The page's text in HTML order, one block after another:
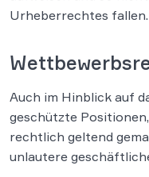
Urheberrechtes fallen.
Auch im Hinblick auf
geschützte
rechtlich geltend
unlautere